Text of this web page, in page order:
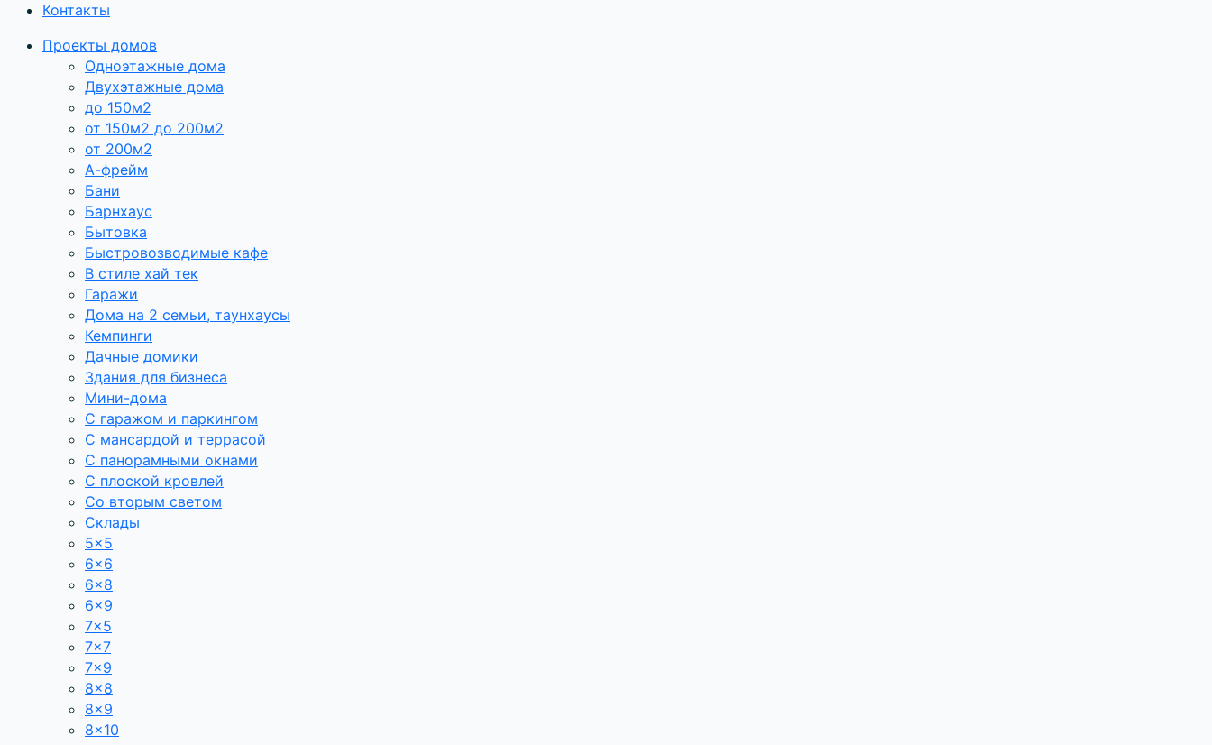
Контакты
Проекты домов
Одноэтажные дома
Двухэтажные дома
до 150м2
от 150м2 до 200м2
от 200м2
А-фрейм
Бани
Барнхаус
Бытовка
Быстровозводимые кафе
В стиле хай тек
Гаражи
Дома на 2 семьи, таунхаусы
Кемпинги
Дачные домики
Здания для бизнеса
Мини-дома
С гаражом и паркингом
С мансардой и террасой
С панорамными окнами
С плоской кровлей
Со вторым светом
Склады
5×5
6×6
6×8
6×9
7×5
7×7
7×9
8×8
8×9
8×10